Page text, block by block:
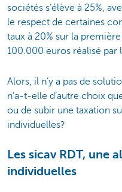
sociétés s’élève à 25%,
le respect de certaines
taux à 20% sur la
100.000 euros réalisé par
Alors, il n’y a pas de
n’a-t-elle d’autre choix
ou de subir une taxation
individuelles?
Les sicav RDT, une
individuelles